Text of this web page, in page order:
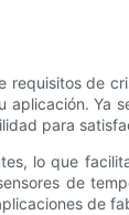
de
Ya
para
lo que
de
de